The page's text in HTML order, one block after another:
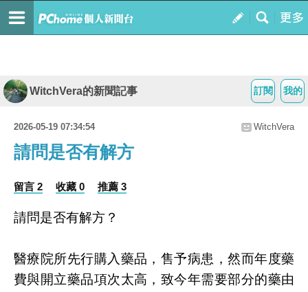
我的
訂閱
WitchVera的新聞記事
2026-05-19 07:34:54 WitchVera
請問是否有解方
留言 2 收藏 0 推薦 3
請問是否有解方？
醫療院所先行購入藥品，售予病患，然而年度藥
費與開立藥品項次太高，致今年需要部分的藥由